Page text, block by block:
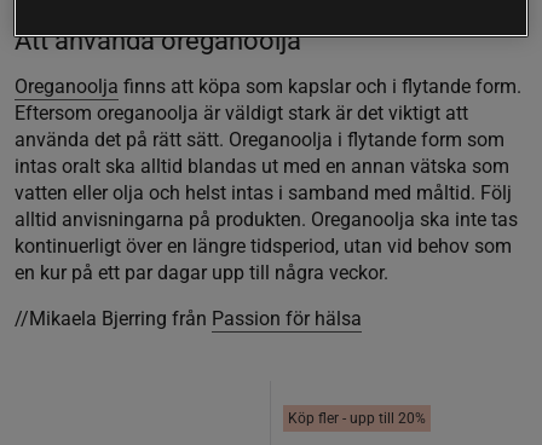
Att anv ända oreganoolja
Oreganoolja finns att köpa som kapslar och i flytande form.
Eftersom oreganoolja är väldigt stark är det viktigt att
använda det på rätt sätt. Oreganoolja i flytande form som
intas oralt ska alltid blandas ut med en annan vätska som
vatten eller olja och helst intas i samband med måltid. Följ
alltid anvisningarna på produkten. Oreganoolja ska inte tas
kontinuerligt över en längre tidsperiod, utan vid behov som
en kur på ett par dagar upp till några veckor.
//Mikaela Bjerring från Passion för hälsa
Köp fler - upp till 20%